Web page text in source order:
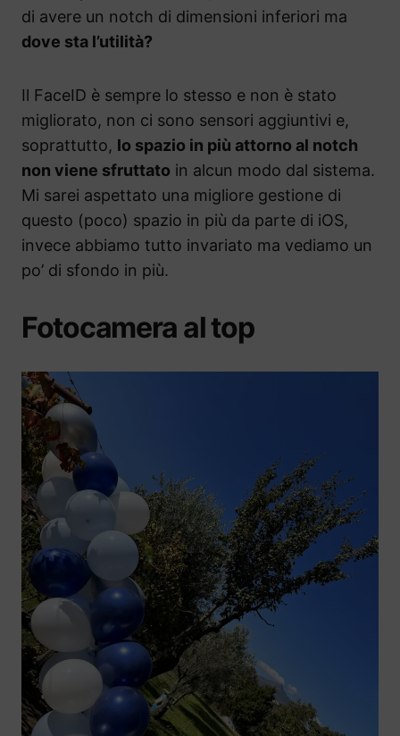
di avere un notch di dimensioni inferiori ma
dove sta l’utilità?
Il FaceID è sempre lo stesso e non è stato
migliorato, non ci sono sensori aggiuntivi e,
soprattutto, lo spazio in più attorno al notch
non viene sfruttato in alcun modo dal sistema.
Mi sarei aspettato una migliore gestione di
questo (poco) spazio in più da parte di iOS,
invece abbiamo tutto invariato ma vediamo un
po’ di sfondo in più.
Fotocamera al top